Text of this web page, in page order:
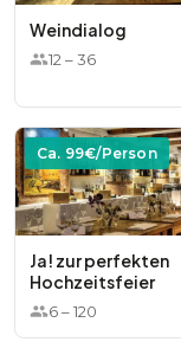
Weindialog
12–36
Ca. 99€/Person
Ja! zur perfekten
Hochzeitsfeier
6–120